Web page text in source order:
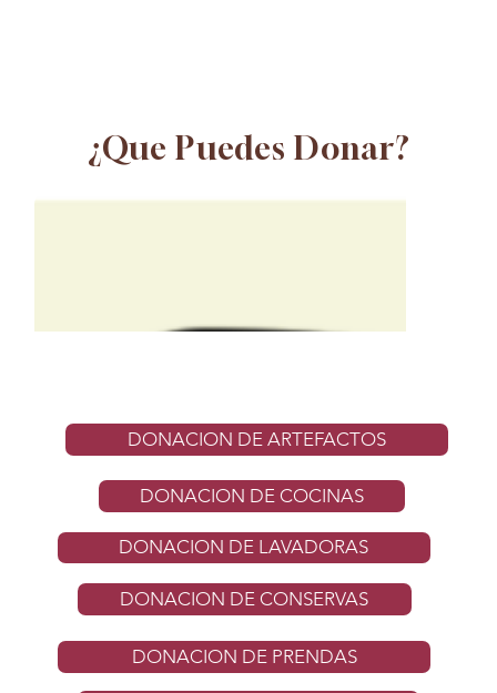
¿Que Puedes Donar?
DONACION DE ARTEFACTOS
DONACION DE PRENDAS
DONACION DE COCINAS
DONACION DE CONSERVAS
DONACION DE LAVADORAS